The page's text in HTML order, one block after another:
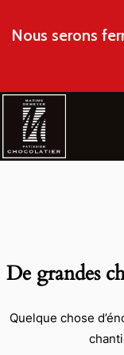
Nous serons
De grandes
Quelque chose